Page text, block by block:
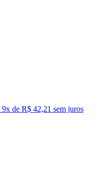
9x de R$ 42,21 sem juros